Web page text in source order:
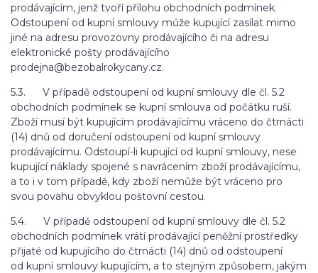
prodávajícím, jenž tvoří přílohu obchodních podmínek.
Odstoupení od kupní smlouvy může kupující zasílat mimo
jiné na adresu provozovny prodávajícího či na adresu
elektronické pošty prodávajícího
prodejna@bezobalrokycany.cz.
5.3. V případě odstoupení od kupní smlouvy dle čl. 5.2
obchodních podmínek se kupní smlouva od počátku ruší.
Zboží musí být kupujícím prodávajícímu vráceno do čtrnácti
(14) dnů od doručení odstoupení od kupní smlouvy
prodávajícímu. Odstoupí-li kupující od kupní smlouvy, nese
kupující náklady spojené s navrácením zboží prodávajícímu,
a to i v tom případě, kdy zboží nemůže být vráceno pro
svou povahu obvyklou poštovní cestou.
5.4. V případě odstoupení od kupní smlouvy dle čl. 5.2
obchodních podmínek vrátí prodávající peněžní prostředky
přijaté od kupujícího do čtrnácti (14) dnů od odstoupení
od kupní smlouvy kupujícím, a to stejným způsobem, jakým